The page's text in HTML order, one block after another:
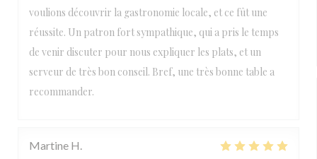
voulions découvrir la gastronomie locale, et ce fût une
réussite. Un patron fort sympathique, qui a pris le temps
de venir discuter pour nous expliquer les plats, et un
serveur de très bon conseil. Bref, une très bonne table a
recommander.
Martine H